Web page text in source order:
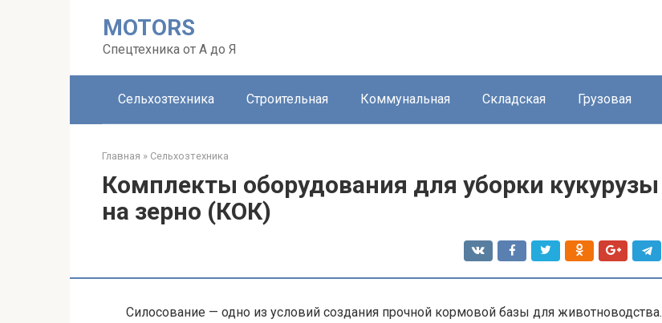
MOTORS
Спецтехника от А до Я
Сельхозтехника Строительная Коммунальная Складская Грузовая
Главная » Сельхозтехника
Комплекты оборудования для уборки кукурузы
на зерно (КОК)
Силосование — одно из условий создания прочной кормовой базы для животноводства.